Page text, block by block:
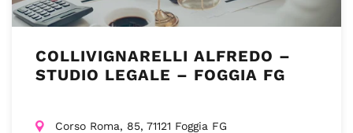
COLLIVIGNARELLI ALFREDO –
STUDIO LEGALE – FOGGIA FG
Corso Roma, 85, 71121 Foggia FG